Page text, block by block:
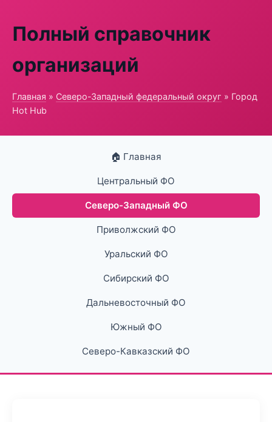
Полный справочник
организаций
Главная » Северо-Западный федеральный округ » Город
Hot Hub
🏠 Главная
Центральный ФО
Северо-Западный ФО
Приволжский ФО
Уральский ФО
Сибирский ФО
Дальневосточный ФО
Южный ФО
Северо-Кавказский ФО